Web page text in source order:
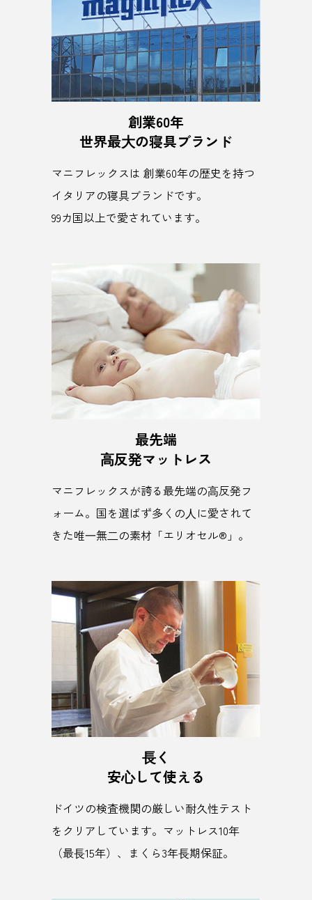
創業60年
世界最⼤の寝具ブランド
マニフレックスは 創業60年の歴史を持つ
イタリアの寝具ブランドです。
99カ国以上で愛されています。
最先端
⾼反発マットレス
マニフレックスが誇る最先端の⾼反発フ
ォーム。国を選ばず多くの⼈に愛されて
きた唯⼀無⼆の素材「エリオセル®」。
⻑く
安⼼して使える
ドイツの検査機関の厳しい耐久性テスト
をクリアしています。マットレス10年
（最⻑15年）、まくら3年⻑期保証。